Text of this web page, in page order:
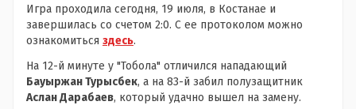
Игра проходила сегодня, 19 июля, в Костанае и
завершилась со счетом 2:0. С ее протоколом можно
ознакомиться здесь.
На 12-й минуте у "Тобола" отличился нападающий
Бауыржан Турысбек, а на 83-й забил полузащитник
Аслан Дарабаев, который удачно вышел на замену.